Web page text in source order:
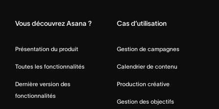
Vous découvrez Asana ?
Présentation du produit
Toutes les fonctionnalités
Dernière version des
fonctionnalités
Cas d’utilisation
Gestion de campagnes
Calendrier de contenu
Production créative
Gestion des objectifs